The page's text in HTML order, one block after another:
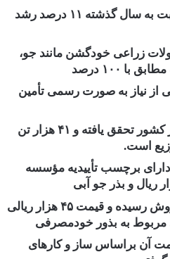
توزیع شده که این میزان نسبت به سال گذشته ۱۱ درصد رشد
زراعی خودگشن مانند جو،
۱۰۰ درصد
از نیاز به صورت رسمی تأمین
در سال جاری نیز این مهم در کشور تحقق یافته و ۴۱ هزار تن
است.
برچسب تأییدیه مؤسسه
۳۵ هزار ریال مصوب و به فروش رسیده و قیمت ۴۵ هزار ریالی
به بذور خودمصرفی
آن براساس ساز و کارهای